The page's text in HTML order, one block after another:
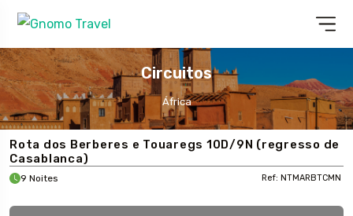
Circuitos
África
Rota dos Berberes e Touaregs 10D/9N (regresso de
Casablanca)
9 Noites Ref: NTMARBTCMN